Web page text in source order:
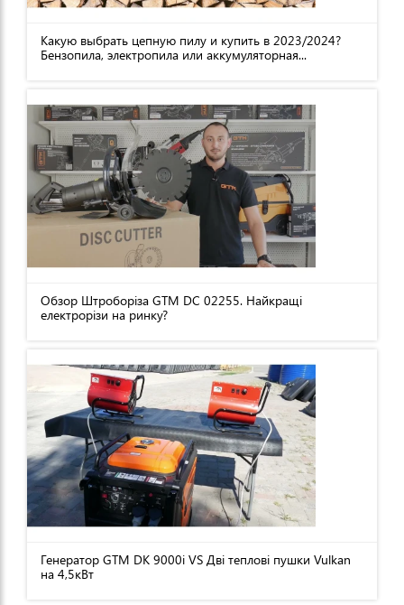
Какую выбрать цепную пилу и купить в 2023/2024?
Бензопила, электропила или аккумуляторная...
Обзор Штроборіза GTM DC 02255. Найкращі
електрорізи на ринку?
Генератор GTM DK 9000i VS Дві теплові пушки Vulkan
на 4,5кВт